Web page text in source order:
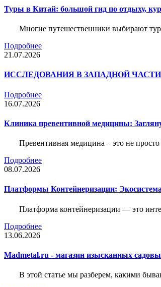
Туры в Китай: большой гид по отдыху,
Многие путешественники выбирают
Подробнее
21.07.2026
ИССЛЕДОВАНИЯ В ЗАПАДНОЙ
Подробнее
16.07.2026
Клиника превентивной медицины:
Превентивная медицина – это не
Подробнее
08.07.2026
Платформы Контейнеризации:
Платформа контейнеризации — это
Подробнее
13.06.2026
Madmetal.ru - магазин изысканных
В этой статье мы разберем, какими